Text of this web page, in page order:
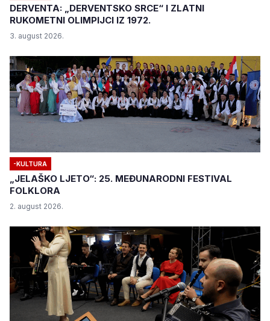
DERVENTA: „DERVENTSKO SRCE“ I ZLATNI
RUKOMETNI OLIMPIJCI IZ 1972.
3. august 2026.
-KULTURA
„JELAŠKO LJETO“: 25. MEĐUNARODNI FESTIVAL
FOLKLORA
2. august 2026.